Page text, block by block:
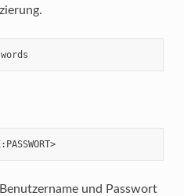
und Passwort